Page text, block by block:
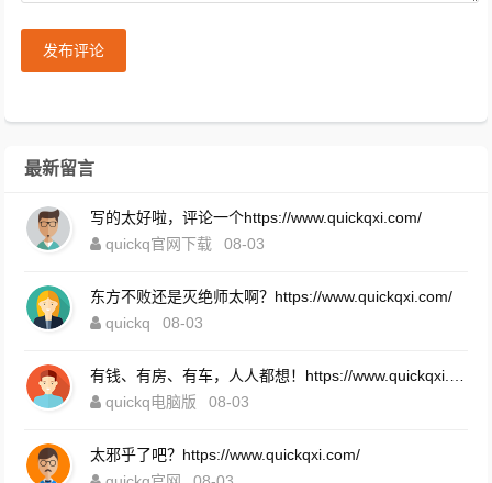
发布评论
最新留言
写的太好啦，评论一个https://www.quickqxi.com/
quickq官网下载
08-03
东方不败还是灭绝师太啊？https://www.quickqxi.com/
quickq
08-03
quickq电脑版
08-03
太邪乎了吧？https://www.quickqxi.com/